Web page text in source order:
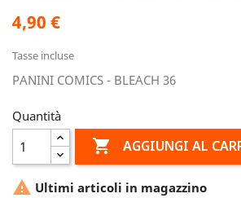
4,90 €
Tasse incluse
PANINI COMICS - BLEACH 36
Quantità
 AGGIUNGI AL
 Ultimi articoli in magazzino